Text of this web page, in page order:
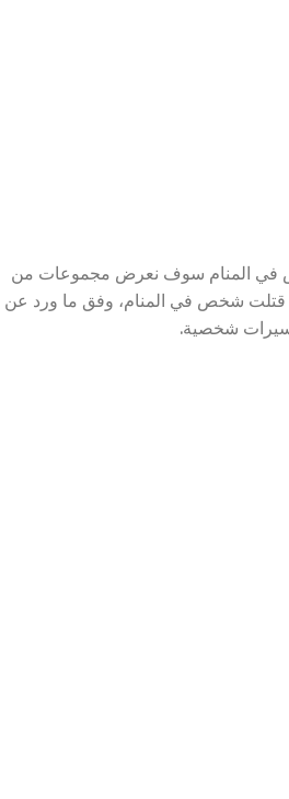
في المنام سوف نعرض مجموعات من
قتلت شخص في المنام، وفق ما ورد عن
شخصية.